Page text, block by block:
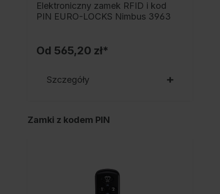
Elektroniczny zamek RFID i kod
PIN EURO-LOCKS Nimbus 3963
Od 565,20 zł*
Szczegóły
Zamki z kodem PIN